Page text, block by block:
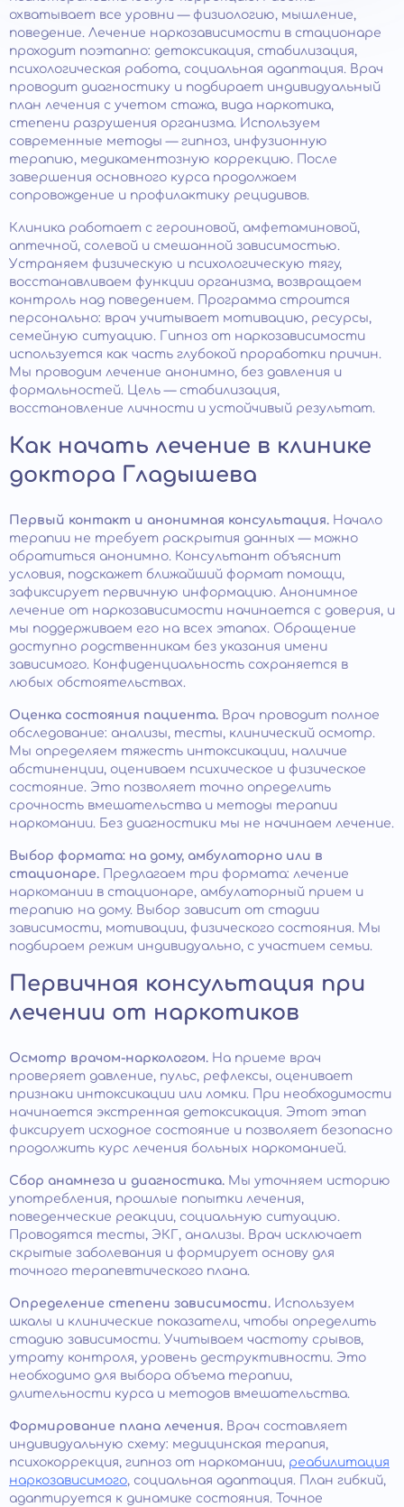
охватывает все уровни — физиологию, мышление,
поведение. Лечение наркозависимости в стационаре
проходит поэтапно: детоксикация, стабилизация,
психологическая работа, социальная адаптация. Врач
проводит диагностику и подбирает индивидуальный
план лечения с учетом стажа, вида наркотика,
степени разрушения организма. Используем
современные методы — гипноз, инфузионную
терапию, медикаментозную коррекцию. После
завершения основного курса продолжаем
сопровождение и профилактику рецидивов.
Клиника работает с героиновой, амфетаминовой,
аптечной, солевой и смешанной зависимостью.
Устраняем физическую и психологическую тягу,
восстанавливаем функции организма, возвращаем
контроль над поведением. Программа строится
персонально: врач учитывает мотивацию, ресурсы,
семейную ситуацию. Гипноз от наркозависимости
используется как часть глубокой проработки причин.
Мы проводим лечение анонимно, без давления и
формальностей. Цель — стабилизация,
восстановление личности и устойчивый результат.
Как начать лечение в клинике
доктора Гладышева
Первый контакт и анонимная консультация. Начало
терапии не требует раскрытия данных — можно
обратиться анонимно. Консультант объяснит
условия, подскажет ближайший формат помощи,
зафиксирует первичную информацию. Анонимное
лечение от наркозависимости начинается с доверия, и
мы поддерживаем его на всех этапах. Обращение
доступно родственникам без указания имени
зависимого. Конфиденциальность сохраняется в
любых обстоятельствах.
Оценка состояния пациента. Врач проводит полное
обследование: анализы, тесты, клинический осмотр.
Мы определяем тяжесть интоксикации, наличие
абстиненции, оцениваем психическое и физическое
состояние. Это позволяет точно определить
срочность вмешательства и методы терапии
наркомании. Без диагностики мы не начинаем лечение.
Выбор формата: на дому, амбулаторно или в
стационаре.
Предлагаем три формата: лечение
наркомании в стационаре, амбулаторный прием и
терапию на дому. Выбор зависит от стадии
зависимости, мотивации, физического состояния. Мы
подбираем режим индивидуально, с участием семьи.
Первичная консультация при
лечении от наркотиков
Осмотр врачом-наркологом. На приеме врач
проверяет давление, пульс, рефлексы, оценивает
признаки интоксикации или ломки. При необходимости
начинается экстренная детоксикация. Этот этап
фиксирует исходное состояние и позволяет безопасно
продолжить курс лечения больных наркоманией.
Сбор анамнеза и диагностика. Мы уточняем историю
употребления, прошлые попытки лечения,
поведенческие реакции, социальную ситуацию.
Проводятся тесты, ЭКГ, анализы. Врач исключает
скрытые заболевания и формирует основу для
точного терапевтического плана.
Определение степени зависимости. Используем
шкалы и клинические показатели, чтобы определить
стадию зависимости. Учитываем частоту срывов,
утрату контроля, уровень деструктивности. Это
необходимо для выбора объема терапии,
длительности курса и методов вмешательства.
Формирование плана лечения. Врач составляет
индивидуальную схему: медицинская терапия,
психокоррекция, гипноз от наркомании, реабилитация
наркозависимого, социальная адаптация. План гибкий,
адаптируется к динамике состояния. Точное